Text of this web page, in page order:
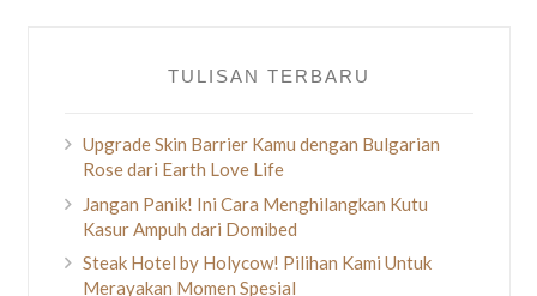
TULISAN TERBARU
Upgrade Skin Barrier Kamu dengan Bulgarian
Rose dari Earth Love Life
Jangan Panik! Ini Cara Menghilangkan Kutu
Kasur Ampuh dari Domibed
Steak Hotel by Holycow! Pilihan Kami Untuk
Merayakan Momen Spesial